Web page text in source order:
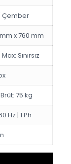
Çember
x 760 mm
Sınırsız
75 kg
Hz | 1 Ph